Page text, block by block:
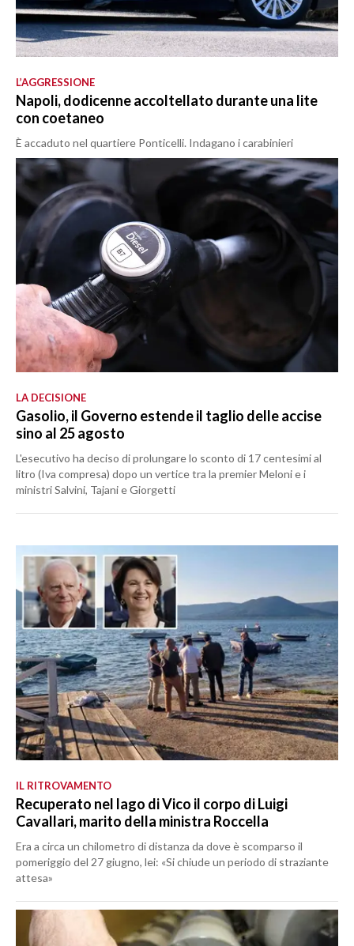
L’AGGRESSIONE
Napoli, dodicenne accoltellato durante una lite
con coetaneo
È accaduto nel quartiere Ponticelli. Indagano i carabinieri
LA DECISIONE
Gasolio, il Governo estende il taglio delle accise
sino al 25 agosto
L'esecutivo ha deciso di prolungare lo sconto di 17 centesimi al
litro (Iva compresa) dopo un vertice tra la premier Meloni e i
ministri Salvini, Tajani e Giorgetti
IL RITROVAMENTO
Recuperato nel lago di Vico il corpo di Luigi
Cavallari, marito della ministra Roccella
Era a circa un chilometro di distanza da dove è scomparso il
pomeriggio del 27 giugno, lei: «Si chiude un periodo di straziante
attesa»